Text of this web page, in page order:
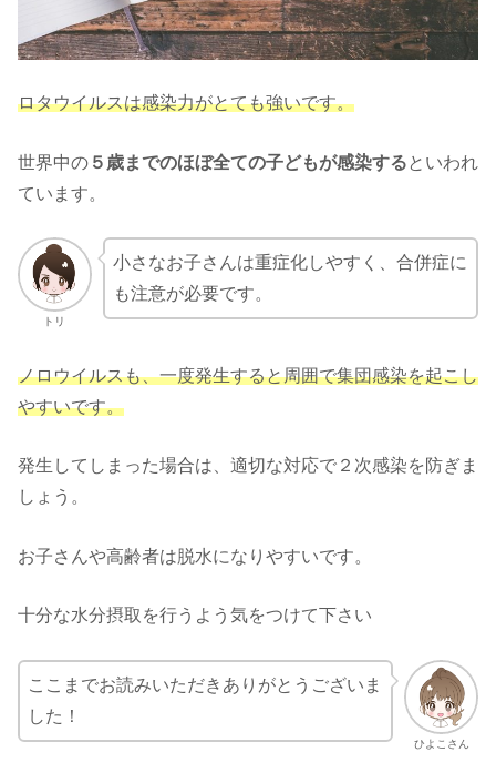
ロタウイルスは感染力がとても強いです。
世界中の ５歳までのほぼ全ての子どもが感染する といわれ
ています。
トリ
小さなお子さんは重症化しやすく、合併症に
も注意が必要です。
ノロウイルスも、一度発生すると周囲で集団感染を起こし
やすいです。
発生してしまった場合は、適切な対応で２次感染を防ぎま
しょう。
お子さんや高齢者は脱水になりやすいです。
十分な水分摂取を行うよう気をつけて下さい
ひよこさん
ここまでお読みいただきありがとうございま
した！